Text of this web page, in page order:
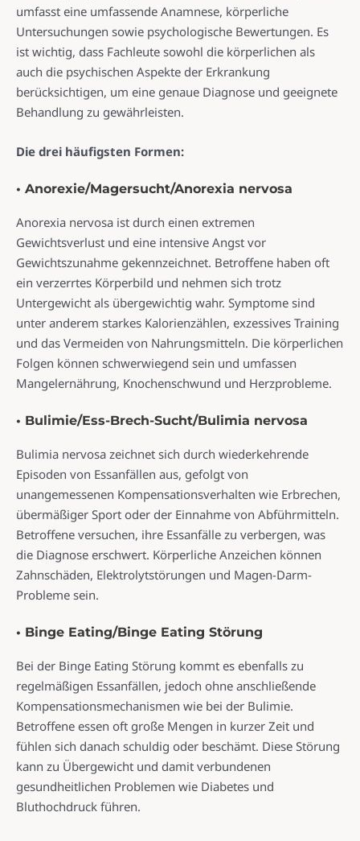
umfasst eine umfassende Anamnese, körperliche
Untersuchungen sowie psychologische Bewertungen. Es
ist wichtig, dass Fachleute sowohl die körperlichen als
auch die psychischen Aspekte der Erkrankung
berücksichtigen, um eine genaue Diagnose und geeignete
Behandlung zu gewährleisten.
Die drei häufigsten Formen:
• Anorexie/Magersucht/Anorexia nervosa
Anorexia nervosa ist durch einen extremen
Gewichtsverlust und eine intensive Angst vor
Gewichtszunahme gekennzeichnet. Betroffene haben oft
ein verzerrtes Körperbild und nehmen sich trotz
Untergewicht als übergewichtig wahr. Symptome sind
unter anderem starkes Kalorienzählen, exzessives Training
und das Vermeiden von Nahrungsmitteln. Die körperlichen
Folgen können schwerwiegend sein und umfassen
Mangelernährung, Knochenschwund und Herzprobleme.
• Bulimie/Ess-Brech-Sucht/Bulimia nervosa
Bulimia nervosa zeichnet sich durch wiederkehrende
Episoden von Essanfällen aus, gefolgt von
unangemessenen Kompensationsverhalten wie Erbrechen,
übermäßiger Sport oder der Einnahme von Abführmitteln.
Betroffene versuchen, ihre Essanfälle zu verbergen, was
die Diagnose erschwert. Körperliche Anzeichen können
Zahnschäden, Elektrolytstörungen und Magen-Darm-
Probleme sein.
• Binge Eating/Binge Eating Störung
Bei der Binge Eating Störung kommt es ebenfalls zu
regelmäßigen Essanfällen, jedoch ohne anschließende
Kompensationsmechanismen wie bei der Bulimie.
Betroffene essen oft große Mengen in kurzer Zeit und
fühlen sich danach schuldig oder beschämt. Diese Störung
kann zu Übergewicht und damit verbundenen
gesundheitlichen Problemen wie Diabetes und
Bluthochdruck führen.